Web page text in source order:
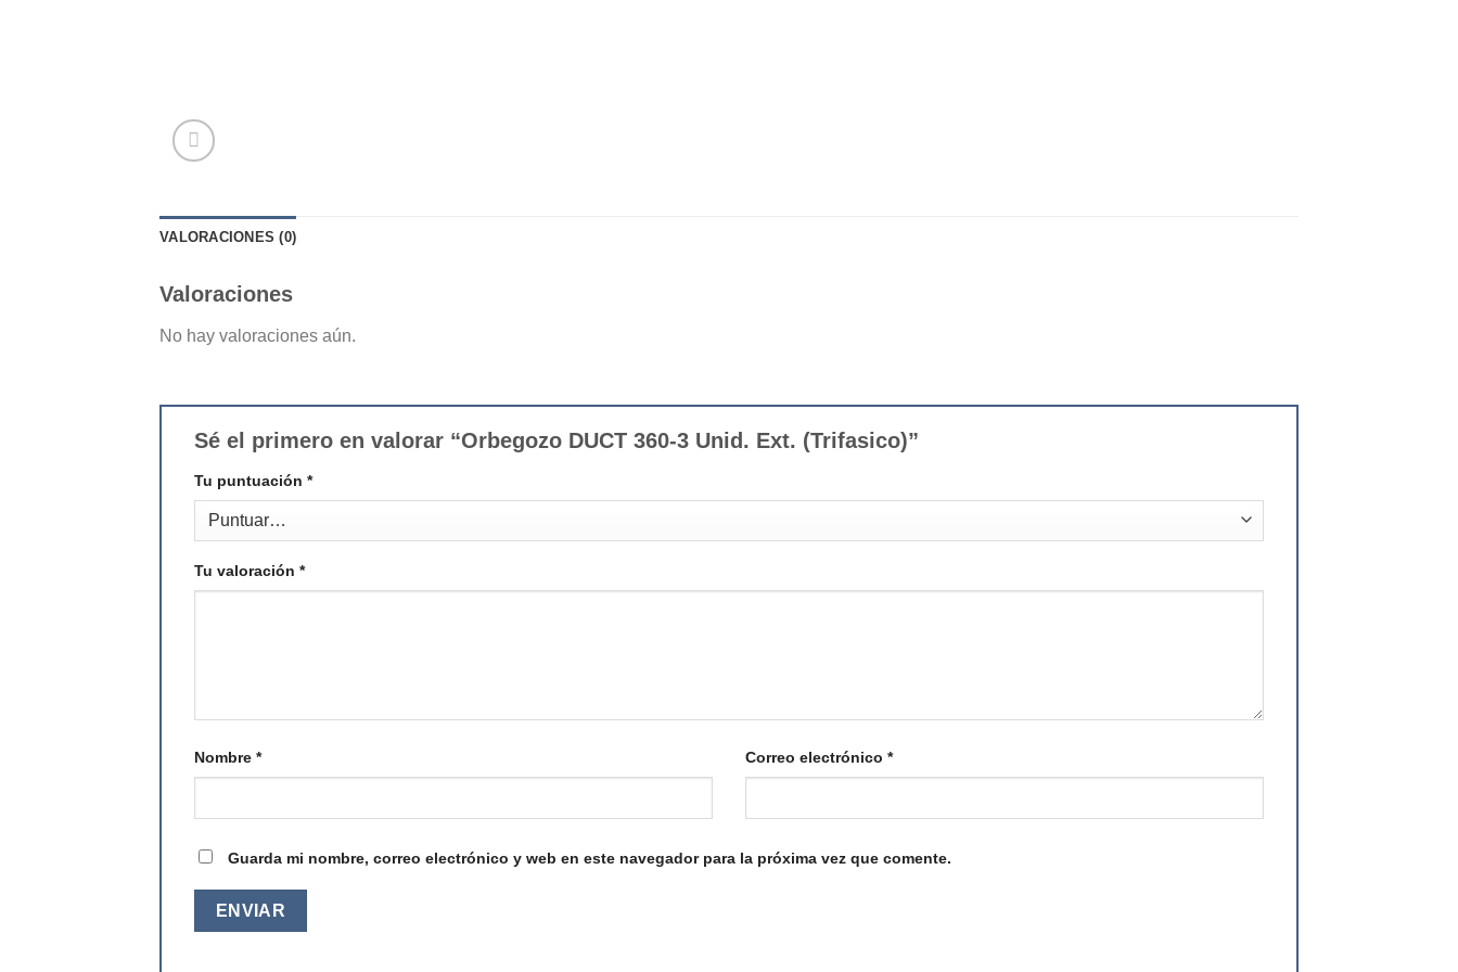
VALORACIONES (0)
Valoraciones
No hay valoraciones aún.
Sé el primero en valorar “Orbegozo DUCT 360-3 Unid. Ext. (Trifasico)”
Tu puntuación *
Tu valoración *
Nombre * Correo electrónico *
Guarda mi nombre, correo electrónico y web en este navegador para la próxima vez que comente.